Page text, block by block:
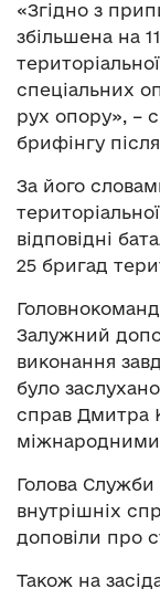
«Згідно з
збільшена на
спеціальних
рух опору», –
брифінгу
За його
відповідні
25 бригад
Залужний
виконання
було
справ Дмитра
Голова Служби
внутрішніх
доповіли про
Також на